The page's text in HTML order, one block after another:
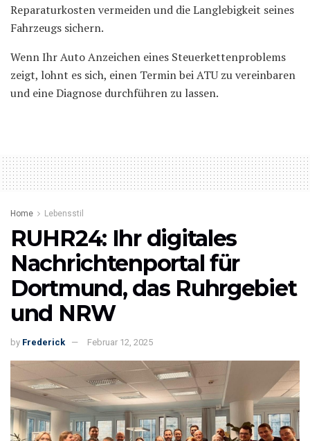
Reparaturkosten vermeiden und die Langlebigkeit seines
Fahrzeugs sichern.
Wenn Ihr Auto Anzeichen eines Steuerkettenproblems
zeigt, lohnt es sich, einen Termin bei ATU zu vereinbaren
und eine Diagnose durchführen zu lassen.
Home Lebensstil
RUHR24: Ihr digitales
Nachrichtenportal für
Dortmund, das Ruhrgebiet
und NRW
by Frederick Februar 12, 2025